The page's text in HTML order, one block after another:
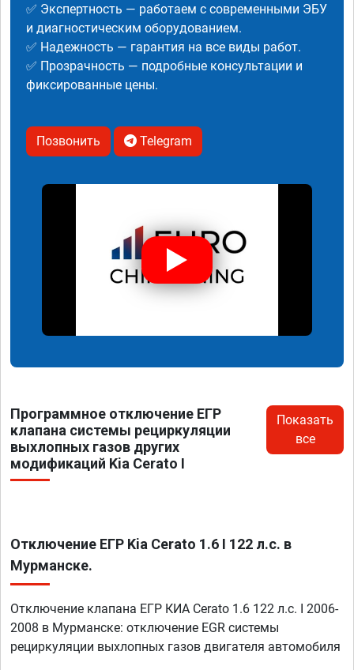
✅ Экспертность — работаем с современными ЭБУ
и диагностическим оборудованием.
✅ Надежность — гарантия на все виды работ.
✅ Прозрачность — подробные консультации и
фиксированные цены.
Позвонить Telegram
Программное отключение ЕГР
клапана системы рециркуляции
выхлопных газов других
модификаций Kia Cerato I
Показать
все
Отключение ЕГР Kia Cerato 1.6 I 122 л.с. в
Мурманске.
Отключение клапана ЕГР КИА Cerato 1.6 122 л.с. I 2006-
2008 в Мурманске: отключение EGR системы
рециркуляции выхлопных газов двигателя автомобиля